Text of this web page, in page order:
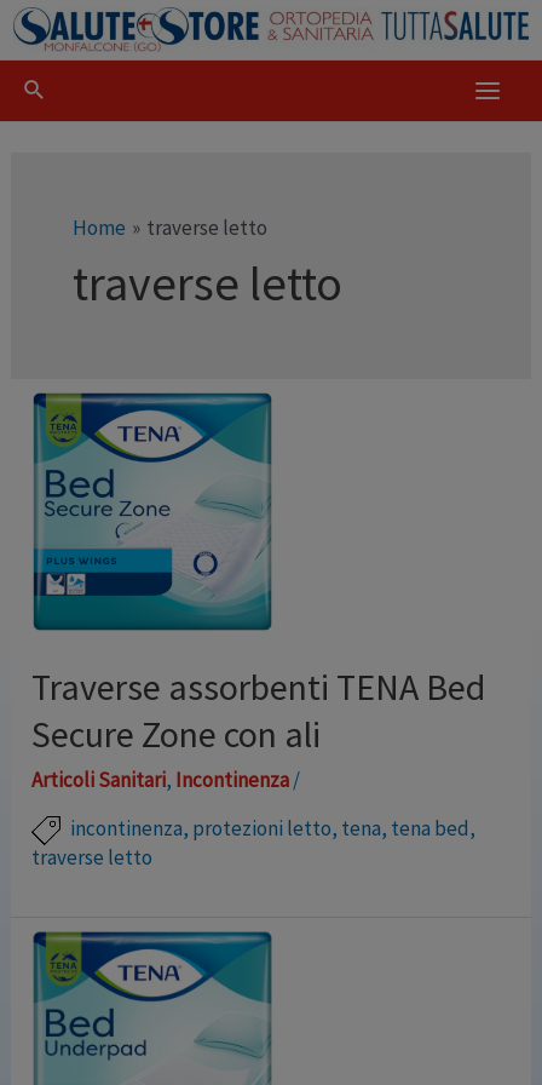
Home traverse letto
traverse letto
Traverse assorbenti TENA Bed
Secure Zone con ali
Articoli Sanitari, Incontinenza/
incontinenza, protezioni letto, tena, tena bed,
traverse letto
delicata sulla cute, è una morbida protezione per il
letto. Dotata di pratiche ali di fissaggio, rimane in
posizione anche se ci si muove. Grazie al tampone
assorbente e al rivestimento esterno impermeabile,